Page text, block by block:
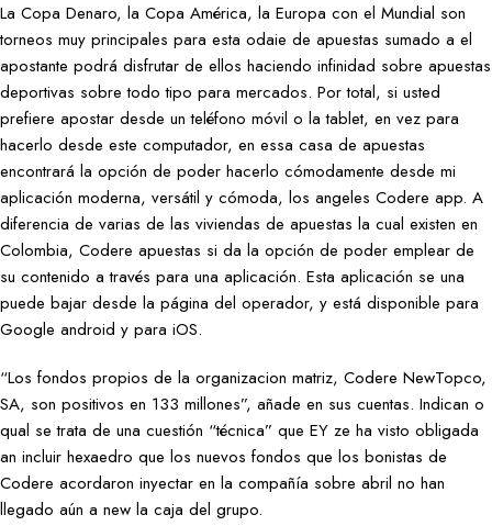
La Copa Denaro, la Copa América, la Europa con el Mundial son
torneos muy principales para esta odaie de apuestas sumado a el
apostante podrá disfrutar de ellos haciendo infinidad sobre apuestas
deportivas sobre todo tipo para mercados. Por total, si usted
prefiere apostar desde un teléfono móvil o la tablet, en vez para
hacerlo desde este computador, en essa casa de apuestas
encontrará la opción de poder hacerlo cómodamente desde mi
aplicación moderna, versátil y cómoda, los angeles Codere app. A
diferencia de varias de las viviendas de apuestas la cual existen en
Colombia, Codere apuestas si da la opción de poder emplear de
su contenido a través para una aplicación. Esta aplicación se una
puede bajar desde la página del operador, y está disponible para
Google android y para iOS.
“Los fondos propios de la organizacion matriz, Codere NewTopco,
SA, son positivos en 133 millones”, añade en sus cuentas. Indican o
qual se trata de una cuestión “técnica” que EY ze ha visto obligada
an incluir hexaedro que los nuevos fondos que los bonistas de
Codere acordaron inyectar en la compañía sobre abril no han
llegado aún a new la caja del grupo.